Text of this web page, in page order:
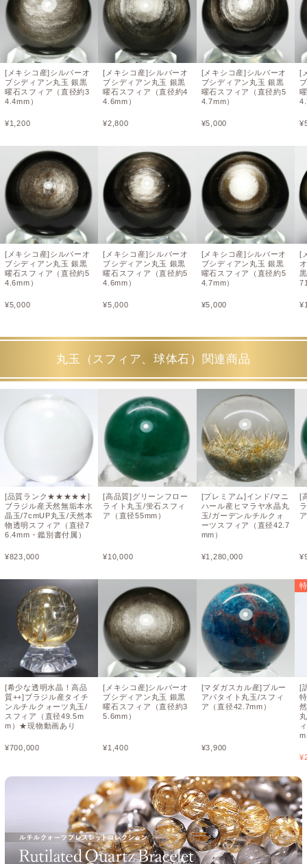
[メキシコ産]シルバーオ
ブシディアン丸玉 銀黒
曜石スフィア（直径約3
4.4mm）
¥1,200
[メキシコ産]シルバーオ
ブシディアン丸玉 銀黒
曜石スフィア（直径約5
4.6mm）
¥5,000
[メキシコ産]シルバーオ
ブシディアン丸玉 銀黒
曜石スフィア（直径約4
4.6mm）
¥2,800
[メキシコ産]シルバーオ
ブシディアン丸玉 銀黒
曜石スフィア（直径約5
4.6mm）
¥5,000
[メキシコ産]シルバーオ
ブシディアン丸玉 銀黒
曜石スフィア（直径約5
4.7mm）
¥5,000
[メキシコ産]シルバーオ
ブシディアン丸玉 銀黒
曜石スフィア（直径約5
4.7mm）
¥5,000
[
¥
[
¥
丸玉（スフィア、球体石）関連商品
[品質ランク★★★★★]
ブラジル産天然無垢本水
晶玉/7cmUP丸玉/天然本
物透明スフィア（直径7
6.4mm・鑑別書付属）
¥823,000
[希少な透明水晶！高品
質++]ブラジル産タイチ
ンルチルクォーツ丸玉/
スフィア（直径49.5m
m）★現物動画あり
¥700,000
[高品質]グリーンフロー
ライト丸玉/蛍石スフィ
ア（直径55mm）
¥10,000
[メキシコ産]シルバーオ
ブシディアン丸玉 銀黒
曜石スフィア（直径約3
5.6mm）
¥1,400
[プレミアム]インド/マニ
ハール産ヒマラヤ水晶丸
玉/ガーデンルチルクォ
ーツスフィア（直径42.7
mm）
¥1,280,000
[マダガスカル産]ブルー
アパタイト丸玉/スフィ
ア（直径42.7mm）
¥3,900
[
¥
[
¥